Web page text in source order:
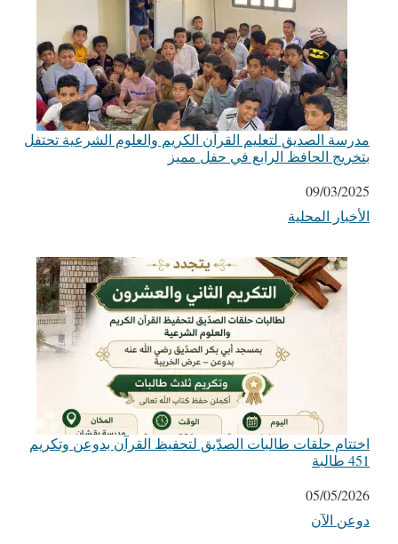
مدرسة الصديق لتعليم القرآن الكريم والعلوم الشرعية تحتفل
بتخريج الحافظ الرابع في حفل مميز
التاريخ
09/03/2025
في ما يتعلق بما يأتي
الأخبار المحلية
اختتام حلقات طالبات الصدّيق لتحفيظ القرآن بدوعن وتكريم
451 طالبة
التاريخ
05/05/2026
في ما يتعلق بما يأتي
دوعن الآن